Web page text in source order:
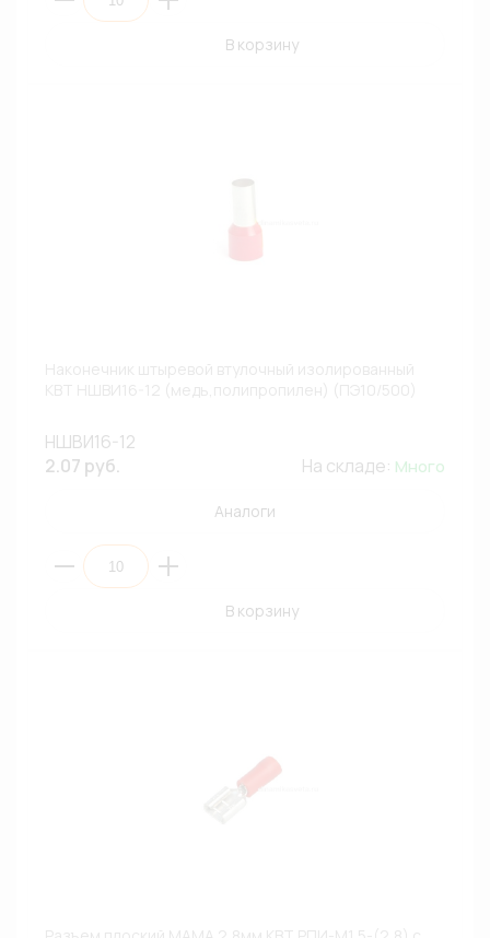
В корзину
НШВИ16-12
2.07 руб.
На складе: Много
Аналоги
В корзину